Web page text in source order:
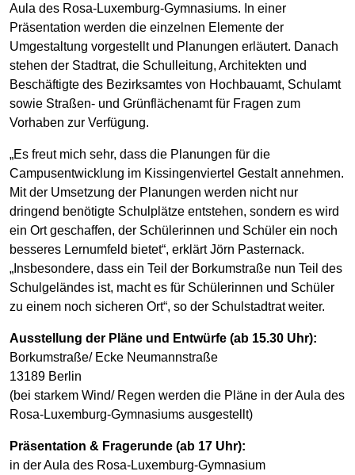
Aula des Rosa-Luxemburg-Gymnasiums. In einer
Präsentation werden die einzelnen Elemente der
Umgestaltung vorgestellt und Planungen erläutert. Danach
stehen der Stadtrat, die Schulleitung, Architekten und
Beschäftigte des Bezirksamtes von Hochbauamt, Schulamt
sowie Straßen- und Grünflächenamt für Fragen zum
Vorhaben zur Verfügung.
„Es freut mich sehr, dass die Planungen für die
Campusentwicklung im Kissingenviertel Gestalt annehmen.
Mit der Umsetzung der Planungen werden nicht nur
dringend benötigte Schulplätze entstehen, sondern es wird
ein Ort geschaffen, der Schülerinnen und Schüler ein noch
besseres Lernumfeld bietet“, erklärt Jörn Pasternack.
„Insbesondere, dass ein Teil der Borkumstraße nun Teil des
Schulgeländes ist, macht es für Schülerinnen und Schüler
zu einem noch sicheren Ort“, so der Schulstadtrat weiter.
Ausstellung der Pläne und Entwürfe (ab 15.30 Uhr):
Borkumstraße/ Ecke Neumannstraße
13189 Berlin
(bei starkem Wind/ Regen werden die Pläne in der Aula des
Rosa-Luxemburg-Gymnasiums ausgestellt)
Präsentation & Fragerunde (ab 17 Uhr):
in der Aula des Rosa-Luxemburg-Gymnasium